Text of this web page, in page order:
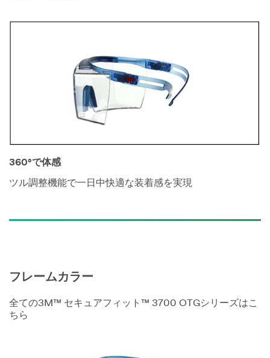
360°で体感
ツル調整機能で一日中快適な装着感を実現
フレームカラー
全ての3M™ セキュアフィット™ 3700 OTGシリーズはこ
ちら